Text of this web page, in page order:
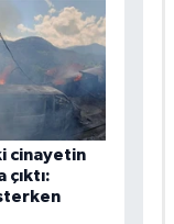
cinayetin